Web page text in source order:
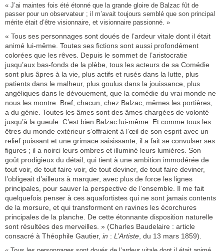
« J’ai maintes fois été étonné que la grande gloire de Balzac fût de
passer pour un observateur ; il m’avait toujours semblé que son principal
mérite était d’être visionnaire, et visionnaire passionné. »
« Tous ses personnages sont doués de l’ardeur vitale dont il était
animé lui-même. Toutes ses fictions sont aussi profondément
colorées que les rêves. Depuis le sommet de l’aristocratie
jusqu’aux bas-fonds de la plèbe, tous les acteurs de sa Comédie
sont plus âpres à la vie, plus actifs et rusés dans la lutte, plus
patients dans le malheur, plus goulus dans la jouissance, plus
angéliques dans le dévouement, que la comédie du vrai monde ne
nous les montre. Bref, chacun, chez Balzac, mêmes les portières,
a du génie. Toutes les âmes sont des âmes chargées de volonté
jusqu’à la gueule. C’est bien Balzac lui-même. Et comme tous les
êtres du monde extérieur s’offraient à l’œil de son esprit avec un
relief puissant et une grimace saisissante, il a fait se convulser ses
figures ; il a noirci leurs ombres et illuminé leurs lumières. Son
goût prodigieux du détail, qui tient à une ambition immodérée de
tout voir, de tout faire voir, de tout deviner, de tout faire deviner,
l’obligeait d’ailleurs à marquer, avec plus de force les lignes
principales, pour sauver la perspective de l’ensemble. Il me fait
quelquefois penser à ces aquafortistes qui ne sont jamais contents
de la morsure, et qui transforment en ravines les écorchures
principales de la planche. De cette étonnante disposition naturelle
sont résultées des merveilles. » (Charles Baudelaire : article
consacré à Théophile Gautier, in : L’Artiste , du 13 mars 1859).